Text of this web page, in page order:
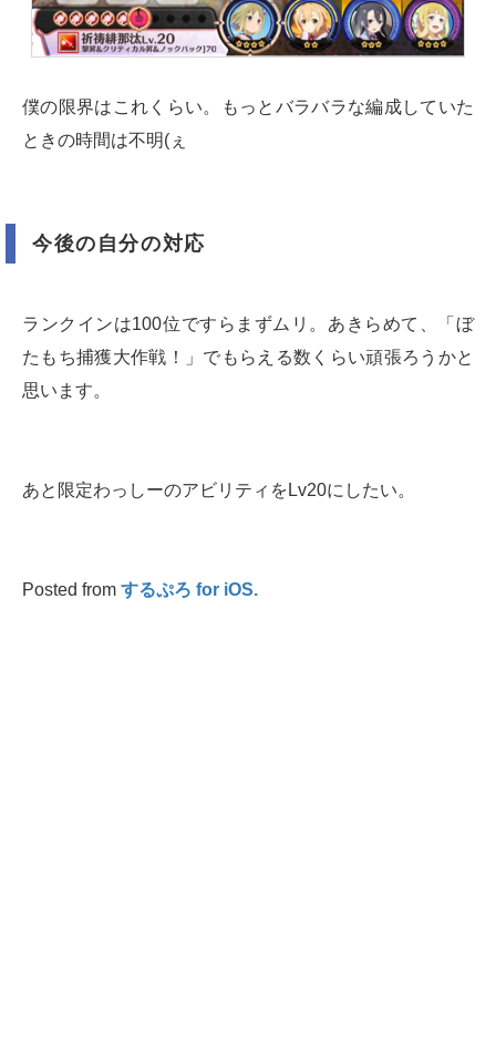
僕の限界はこれくらい。もっとバラバラな編成していた
ときの時間は不明(ぇ
今後の自分の対応
ランクインは100位ですらまずムリ。あきらめて、「ぼ
たもち捕獲大作戦！」でもらえる数くらい頑張ろうかと
思います。
あと限定わっしーのアビリティをLv20にしたい。
Posted from するぷろ for iOS.